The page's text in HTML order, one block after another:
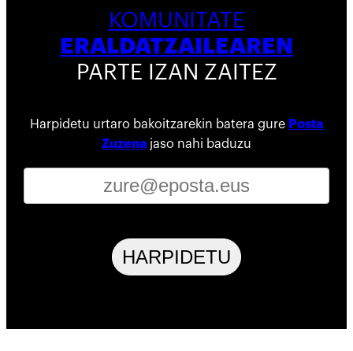
KOMUNITATE
ERALDATZAILEAREN
PARTE IZAN ZAITEZ
Harpidetu urtaro bakoitzarekin batera gure Posta
Zuzena jaso nahi baduzu
HARPIDETU